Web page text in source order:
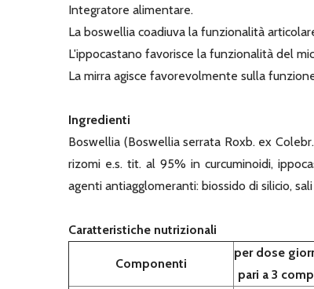
Integratore alimentare.
La boswellia coadiuva la funzionalità
L'ippocastano favorisce la funzionalità del
La mirra agisce favorevolmente sulla
Ingredienti
Boswellia (Boswellia serrata Roxb. ex
rizomi e.s. tit. al 95% in curcuminoidi,
agenti antiagglomeranti: biossido di silicio,
Caratteristiche nutrizionali
Componenti
per dose
pari a 3